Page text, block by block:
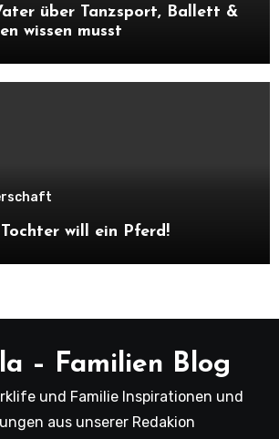
über Tanzsport, Ballett &
wissen musst
will ein Pferd!
– Familien Blog
und Familie Inspirationen und
aus unserer Redakion